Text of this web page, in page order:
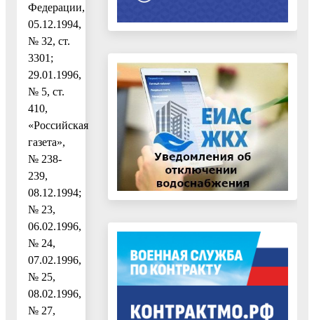
Федерации,
05.12.1994,
№ 32, ст.
3301;
29.01.1996,
№ 5, ст.
410,
«Российская
газета»,
№ 238-
239,
08.12.1994;
№ 23,
06.02.1996,
№ 24,
07.02.1996,
№ 25,
08.02.1996,
№ 27,